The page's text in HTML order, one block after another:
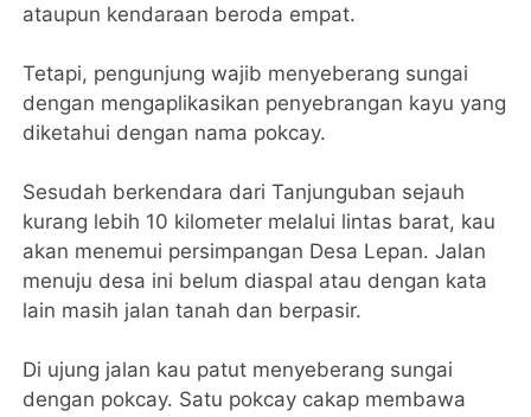
ataupun kendaraan beroda empat.
Tetapi, pengunjung wajib menyeberang sungai
dengan mengaplikasikan penyebrangan kayu yang
diketahui dengan nama pokcay.
Sesudah berkendara dari Tanjunguban sejauh
kurang lebih 10 kilometer melalui lintas barat, kau
akan menemui persimpangan Desa Lepan. Jalan
menuju desa ini belum diaspal atau dengan kata
lain masih jalan tanah dan berpasir.
Di ujung jalan kau patut menyeberang sungai
dengan pokcay. Satu pokcay cakap membawa